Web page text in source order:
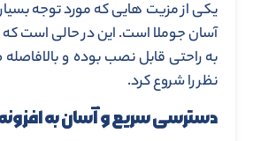
یکی از مزیت هایی که مورد توجه
آسان جوملا است. این در حالی است که
به راحتی قابل نصب بوده و
نظر را شروع کرد.
دسترسی سریع و آسان به